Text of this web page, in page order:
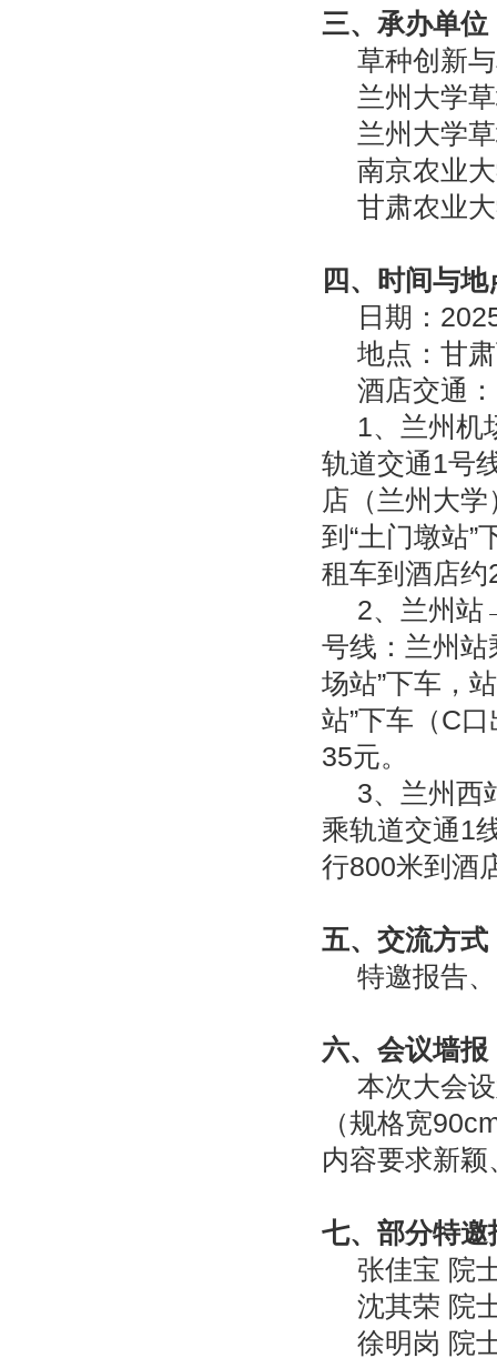
三、承办单位
草种创新
兰州大学
兰州大学
南京农业
甘肃农业
四、时间与地
日期：
地点：甘
酒店交通：
1、兰州机
轨道交通1号
店（兰州大学
到 “土门墩站”
租车到酒店约
2、兰州站
号线：兰州站
场站”下车，
站”下车（C口
35元。
3、兰州西
乘轨道交通1
行800米到酒
五、交流方式
特邀报告
六、会议墙报
本次大会
（规格宽
内容要求新
七、部分特
张佳宝 院
沈其荣 院
徐明岗 院